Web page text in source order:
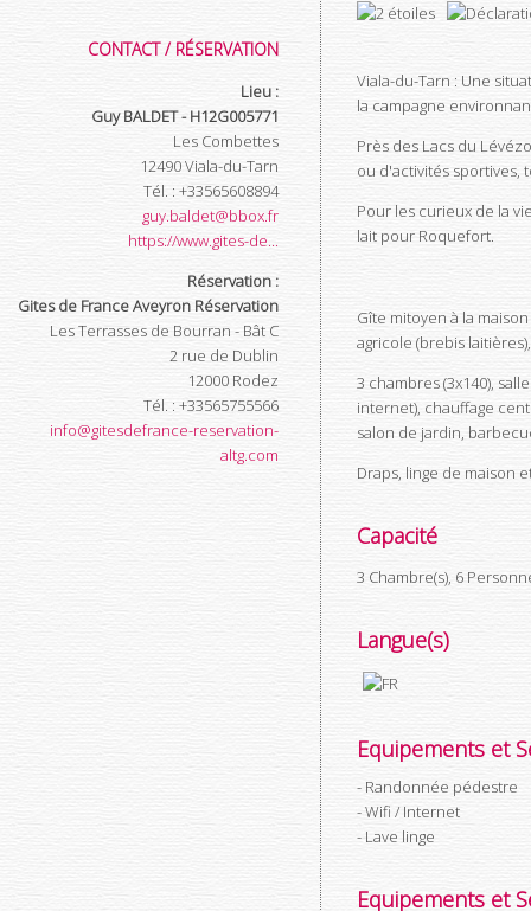
CONTACT / RÉSERVATION
Lieu :
Guy BALDET - H12G005771
Les Combettes
12490Viala-du-Tarn
Tél. : +33565608894
guy.baldet@bbox.fr
https://www.gites-de...
Réservation :
Gites de France Aveyron Réservation
Les Terrasses de Bourran - Bât C
2 rue de Dublin
12000 Rodez
Tél. : +33565755566
info@gitesdefrance-reservation-
altg.com
Viala-du-Tarn : Une
la campagne
Près des Lacs du
ou d'activités sportives,
Pour les curieux de la
lait pour Roquefort.
Gîte mitoyen à la
agricole (brebis
3 chambres (3x140),
internet), chauffage
salon de jardin,
Draps, linge de maison
Capacité
3 Chambre(s), 6
Langue(s)
Equipements et
Randonnée pédestre
Wifi / Internet
Lave linge
Equipements et